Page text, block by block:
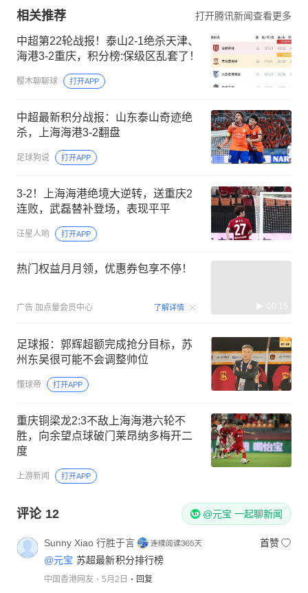
相关推荐 打开腾讯新闻查看更多
中超第22轮战报！泰山2-1绝杀天津、
海港3-2重庆，积分榜:保级区乱套了！
樱木聊聊球 打开APP
中超最新积分战报：山东泰山奇迹绝
杀，上海海港3-2翻盘
足球狗说 打开APP
3-2！上海海港绝境大逆转，送重庆2
连败，武磊替补登场，表现平平
汪星人哟 打开APP
热门权益月月领，优惠券包享不停！
广告 加点量会员中心 了解详情 00:15
足球报：郭辉超额完成抢分目标，苏
州东吴很可能不会调整帅位
懂球帝 打开APP
重庆铜梁龙2:3不敌上海海港六轮不
胜，向余望点球破门莱昂纳多梅开二
度
上游新闻 打开APP
评论 12 @元宝 一起聊新闻
Sunny Xiao 行胜于言
首赞
@元宝 苏超最新积分排行榜
中国香港网友 5月2日 回复